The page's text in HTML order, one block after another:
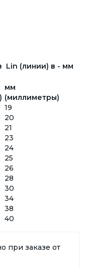
Lin (линии) в - мм
мм
(миллиметры)
19
20
21
23
24
25
26
28
30
34
38
40
при заказе от